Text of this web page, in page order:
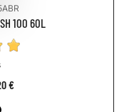
100 60L
€